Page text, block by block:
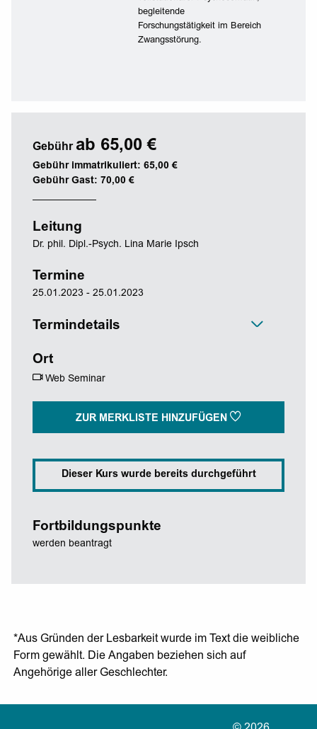
begleitende
Forschungstätigkeit im Bereich
Zwangsstörung.
Gebühr ab 65,00 €
Gebühr immatrikuliert: 65,00 €
Gebühr Gast: 70,00 €
Leitung
Dr. phil. Dipl.-Psych. Lina Marie Ipsch
Termine
25.01.2023 - 25.01.2023
Termindetails
Ort
Web Seminar
ZUR MERKLISTE HINZUFÜGEN
Dieser Kurs wurde bereits durchgeführt
Fortbildungspunkte
werden beantragt
*Aus Gründen der Lesbarkeit wurde im Text die weibliche
Form gewählt. Die Angaben beziehen sich auf
Angehörige aller Geschlechter.